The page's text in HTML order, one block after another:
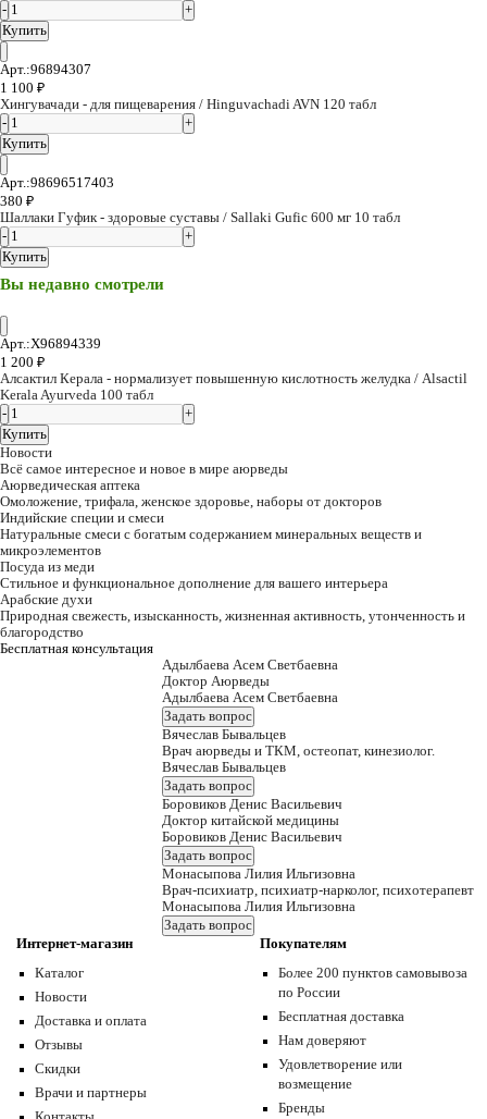
Купить
Арт.:96894307
1 100 ₽
Хингувачади - для пищеварения / Hinguvachadi AVN 120 табл
Купить
Арт.:98696517403
380 ₽
Шаллаки Гуфик - здоровые суставы / Sallaki Gufic 600 мг 10 табл
Купить
Вы недавно смотрели
Арт.:X96894339
1 200 ₽
Алсактил Керала - нормализует повышенную кислотность желудка / Alsactil
Kerala Ayurveda 100 табл
Купить
Новости
Всё самое интересное и новое в мире аюрведы
Аюрведическая аптека
Омоложение, трифала, женское здоровье, наборы от докторов
Индийские специи и смеси
Натуральные смеси с богатым содержанием минеральных веществ и
микроэлементов
Посуда из меди
Стильное и функциональное дополнение для вашего интерьера
Арабские духи
Природная свежесть, изысканность, жизненная активность, утонченность и
благородство
Бесплатная консультация
Адылбаева Асем Светбаевна
Доктор Аюрведы
Адылбаева Асем Светбаевна
Задать вопрос
Вячеслав Бывальцев
Врач аюрведы и ТКМ, остеопат, кинезиолог.
Вячеслав Бывальцев
Задать вопрос
Боровиков Денис Васильевич
Доктор китайской медицины
Боровиков Денис Васильевич
Задать вопрос
Монасыпова Лилия Ильгизовна
Врач-психиатр, психиатр-нарколог, психотерапевт
Монасыпова Лилия Ильгизовна
Задать вопрос
Интернет-магазин
Каталог
Новости
Доставка и оплата
Отзывы
Скидки
Врачи и партнеры
Покупателям
Более 200 пунктов самовывоза
по России
Бесплатная доставка
Нам доверяют
Удовлетворение или
возмещение
Бренды